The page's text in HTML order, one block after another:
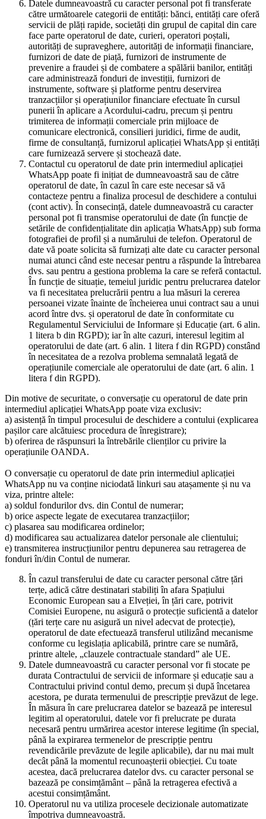
Datele dumneavoastră cu caracter personal pot fi transferate
către următoarele categorii de entități: bănci, entități care oferă
servicii de plăți rapide, societăți din grupul de capital din care
face parte operatorul de date, curieri, operatori poștali,
autorități de supraveghere, autorități de informații financiare,
furnizori de date de piață, furnizori de instrumente de
prevenire a fraudei și de combatere a spălării banilor, entități
care administrează fonduri de investiții, furnizori de
instrumente, software și platforme pentru deservirea
tranzacțiilor și operațiunilor financiare efectuate în cursul
punerii în aplicare a Acordului-cadru, precum și pentru
trimiterea de informații comerciale prin mijloace de
comunicare electronică, consilieri juridici, firme de audit,
firme de consultanță, furnizorul aplicației WhatsApp și entități
care furnizează servere și stochează date.
Contactul cu operatorul de date prin intermediul aplicației
WhatsApp poate fi inițiat de dumneavoastră sau de către
operatorul de date, în cazul în care este necesar să vă
contacteze pentru a finaliza procesul de deschidere a contului
(cont activ). În consecință, datele dumneavoastră cu caracter
personal pot fi transmise operatorului de date (în funcție de
setările de confidențialitate din aplicația WhatsApp) sub forma
fotografiei de profil și a numărului de telefon. Operatorul de
date vă poate solicita să furnizați alte date cu caracter personal
numai atunci când este necesar pentru a răspunde la întrebarea
dvs. sau pentru a gestiona problema la care se referă contactul.
În funcție de situație, temeiul juridic pentru prelucrarea datelor
va fi necesitatea prelucrării pentru a lua măsuri la cererea
persoanei vizate înainte de încheierea unui contract sau a unui
acord între dvs. și operatorul de date în conformitate cu
Regulamentul Serviciului de Informare și Educație (art. 6 alin.
1 litera b din RGPD); iar în alte cazuri, interesul legitim al
operatorului de date (art. 6 alin. 1 litera f din RGPD) constând
în necesitatea de a rezolva problema semnalată legată de
operațiunile comerciale ale operatorului de date (art. 6 alin. 1
litera f din RGPD).
Din motive de securitate, o conversație cu operatorul de date prin
intermediul aplicației WhatsApp poate viza exclusiv:
a) asistență în timpul procesului de deschidere a contului (explicarea
pașilor care alcătuiesc procedura de înregistrare);
b) oferirea de răspunsuri la întrebările clienților cu privire la
operațiunile OANDA.
O conversație cu operatorul de date prin intermediul aplicației
WhatsApp nu va conține niciodată linkuri sau atașamente și nu va
viza, printre altele:
a) soldul fondurilor dvs. din Contul de numerar;
b) orice aspecte legate de executarea tranzacțiilor;
c) plasarea sau modificarea ordinelor;
d) modificarea sau actualizarea datelor personale ale clientului;
e) transmiterea instrucțiunilor pentru depunerea sau retragerea de
fonduri în/din Contul de numerar.
În cazul transferului de date cu caracter personal către țări
terțe, adică către destinatari stabiliți în afara Spațiului
Economic European sau a Elveției, în țări care, potrivit
Comisiei Europene, nu asigură o protecție suficientă a datelor
(țări terțe care nu asigură un nivel adecvat de protecție),
operatorul de date efectuează transferul utilizând mecanisme
conforme cu legislația aplicabilă, printre care se numără,
printre altele, „clauzele contractuale standard” ale UE.
Datele dumneavoastră cu caracter personal vor fi stocate pe
durata Contractului de servicii de informare și educație sau a
Contractului privind contul demo, precum și după încetarea
acestora, pe durata termenului de prescripție prevăzut de lege.
În măsura în care prelucrarea datelor se bazează pe interesul
legitim al operatorului, datele vor fi prelucrate pe durata
necesară pentru urmărirea acestor interese legitime (în special,
până la expirarea termenelor de prescripție pentru
revendicările prevăzute de legile aplicabile), dar nu mai mult
decât până la momentul recunoașterii obiecției. Cu toate
acestea, dacă prelucrarea datelor dvs. cu caracter personal se
bazează pe consimțământ – până la retragerea efectivă a
acestui consimțământ.
Operatorul nu va utiliza procesele decizionale automatizate
împotriva dumneavoastră.